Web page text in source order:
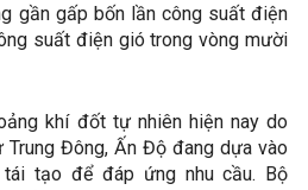
gần gấp bốn lần công suất điện
suất điện gió trong vòng mười
khí đốt tự nhiên hiện nay do
Trung Đông, Ấn Độ đang dựa vào
tạo để đáp ứng nhu cầu. Bộ